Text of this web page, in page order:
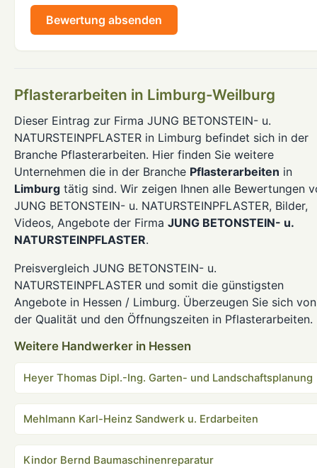
Bewertung absenden
Pflasterarbeiten in Limburg-Weilburg
Dieser Eintrag zur Firma JUNG BETONSTEIN- u.
NATURSTEINPFLASTER in Limburg befindet sich in der
Branche Pflasterarbeiten. Hier finden Sie weitere
Unternehmen die in der Branche Pflasterarbeiten in
Limburg tätig sind. Wir zeigen Ihnen alle Bewertungen
JUNG BETONSTEIN- u. NATURSTEINPFLASTER, Bilder,
Videos, Angebote der Firma JUNG BETONSTEIN- u.
NATURSTEINPFLASTER.
Preisvergleich JUNG BETONSTEIN- u.
NATURSTEINPFLASTER und somit die günstigsten
Angebote in Hessen / Limburg. Überzeugen Sie sich von
der Qualität und den Öffnungszeiten in Pflasterarbeiten.
Weitere Handwerker in Hessen
Heyer Thomas Dipl.-Ing. Garten- und Landschaftsplanung
Mehlmann Karl-Heinz Sandwerk u. Erdarbeiten
Kindor Bernd Baumaschinenreparatur